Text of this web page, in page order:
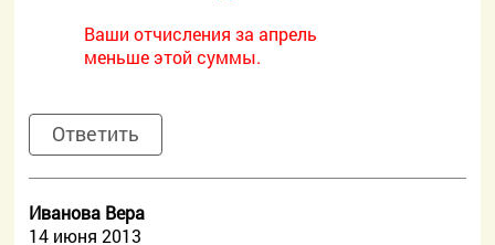
Ваши отчисления за апрель
меньше этой суммы.
Ответить
Иванова Вера
14 июня 2013